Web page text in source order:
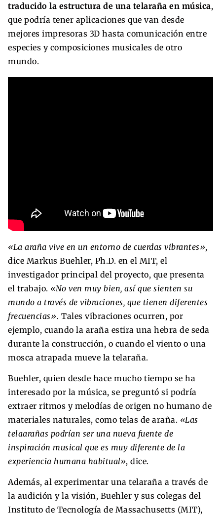
traducido la estructura de una telaraña en música,
que podría tener aplicaciones que van desde
mejores impresoras 3D hasta comunicación entre
especies y composiciones musicales de otro
mundo.
«La araña vive en un entorno de cuerdas vibrantes»,
dice Markus Buehler, Ph.D. en el MIT, el
investigador principal del proyecto, que presenta
el trabajo. «No ven muy bien, así que sienten su
mundo a través de vibraciones, que tienen diferentes
frecuencias». Tales vibraciones ocurren, por
ejemplo, cuando la araña estira una hebra de seda
durante la construcción, o cuando el viento o una
mosca atrapada mueve la telaraña.
Buehler, quien desde hace mucho tiempo se ha
interesado por la música, se preguntó si podría
extraer ritmos y melodías de origen no humano de
materiales naturales, como telas de araña. «Las
telaarañas podrían ser una nueva fuente de
inspiración musical que es muy diferente de la
experiencia humana habitual», dice.
Además, al experimentar una telaraña a través de
la audición y la visión, Buehler y sus colegas del
Instituto de Tecnología de Massachusetts (MIT),